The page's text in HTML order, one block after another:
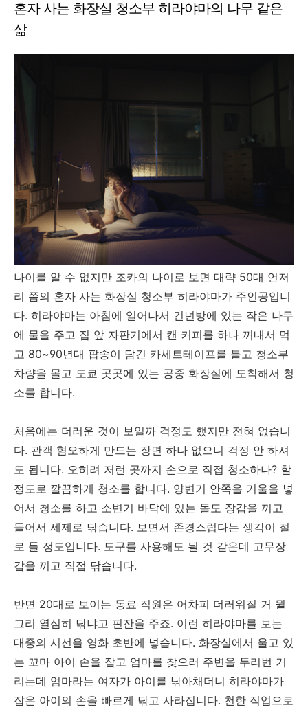
혼자 사는 화장실 청소부 히라야마의 나무 같은
삶
나이를 알 수 없지만 조카의 나이로 보면 대략 50대 언저
리 쯤의 혼자 사는 화장실 청소부 히라야마가 주인공입니
다. 히라야마는 아침에 일어나서 건넌방에 있는 작은 나무
에 물을 주고 집 앞 자판기에서 캔 커피를 하나 꺼내서 먹
고 80~90년대 팝송이 담긴 카세트테이프를 틀고 청소부
차량을 몰고 도쿄 곳곳에 있는 공중 화장실에 도착해서 청
소를 합니다.
처음에는 더러운 것이 보일까 걱정도 했지만 전혀 없습니
다. 관객 혐오하게 만드는 장면 하나 없으니 걱정 안 하셔
도 됩니다. 오히려 저런 곳까지 손으로 직접 청소하나? 할
정도로 깔끔하게 청소를 합니다. 양변기 안쪽을 거울을 넣
어서 청소를 하고 소변기 바닥에 있는 돌도 장갑을 끼고
들어서 세제로 닦습니다. 보면서 존경스럽다는 생각이 절
로 들 정도입니다. 도구를 사용해도 될 것 같은데 고무장
갑을 끼고 직접 닦습니다.
반면 20대로 보이는 동료 직원은 어차피 더러워질 거 뭘
그리 열심히 닦냐고 핀잔을 주죠. 이런 히라야마를 보는
대중의 시선을 영화 초반에 넣습니다. 화장실에서 울고 있
는 꼬마 아이 손을 잡고 엄마를 찾으러 주변을 두리번 거
리는데 엄마라는 여자가 아이를 낚아채더니 히라야마가
잡은 아이의 손을 빠르게 닦고 사라집니다. 천한 직업으로